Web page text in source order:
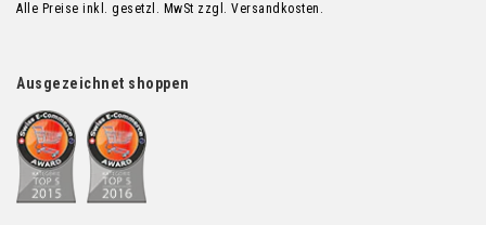
Alle Preise inkl. gesetzl. MwSt zzgl. Versandkosten.
Ausgezeichnet shoppen